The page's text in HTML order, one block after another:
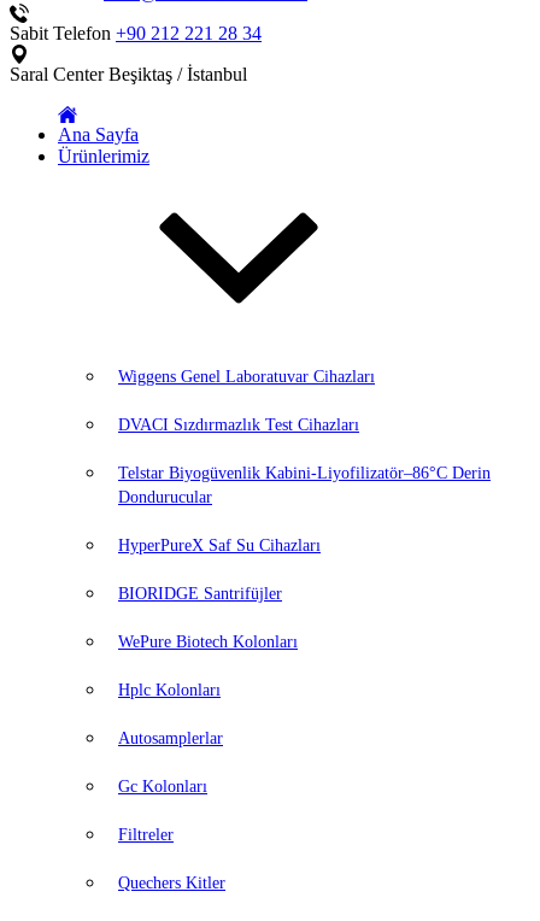
Sabit Telefon +90 212 221 28 34
Saral CenterBeşiktaş / İstanbul
Ana Sayfa
Ürünlerimiz
Wiggens Genel Laboratuvar Cihazları
DVACI Sızdırmazlık Test Cihazları
Telstar Biyogüvenlik Kabini-Liyofilizatör–86°C Derin
Dondurucular
HyperPureX Saf Su Cihazları
BIORIDGE Santrifüjler
WePure Biotech Kolonları
Hplc Kolonları
Autosamplerlar
Gc Kolonları
Filtreler
Quechers Kitler